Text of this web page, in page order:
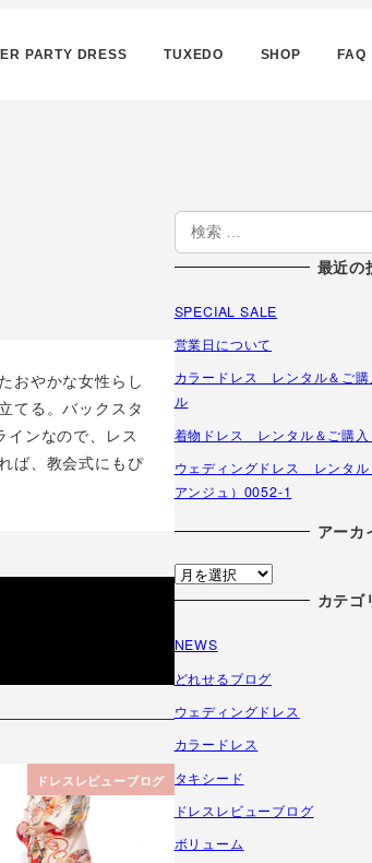
PARTY DRESS TUXEDO SHOP FAQ
おやかな女性らし
てる。バックスタ
インなので、レス
ば、教会式にもぴ
ドレスレビューブログ
検
索
最近の
SPECIAL SALE
営業日について
カラードレス レンタル＆ご
ル
着物ドレス レンタル＆ご購
ウェディングドレス レンタ
アンジュ）0052-1
アーカ
ア
ー
イ
ブ
カテゴ
NEWS
どれせるブログ
ウェディングドレス
カラードレス
タキシード
ドレスレビューブログ
ボリューム